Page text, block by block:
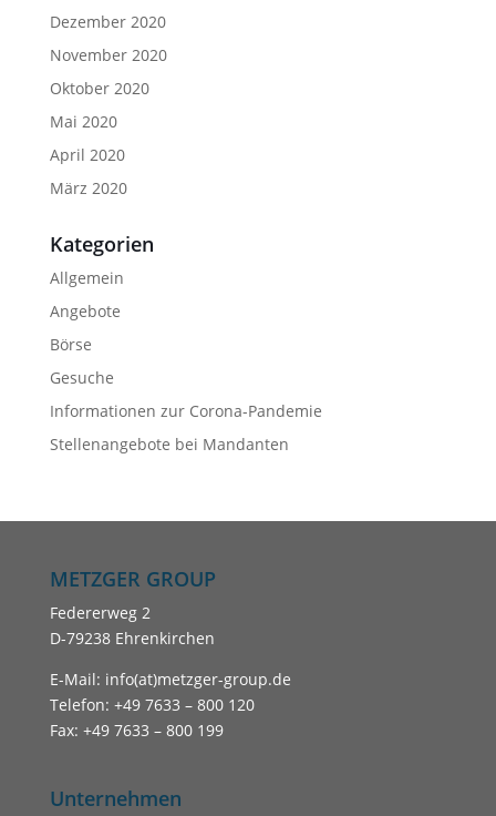
Dezember 2020
November 2020
Oktober 2020
Mai 2020
April 2020
März 2020
Kategorien
Allgemein
Angebote
Börse
Gesuche
Informationen zur Corona-Pandemie
Stellenangebote bei Mandanten
METZGER GROUP
Federerweg 2
D-79238 Ehrenkirchen
E-Mail: info(at)metzger-group.de
Telefon: +49 7633 – 800 120
Fax: +49 7633 – 800 199
Unternehmen